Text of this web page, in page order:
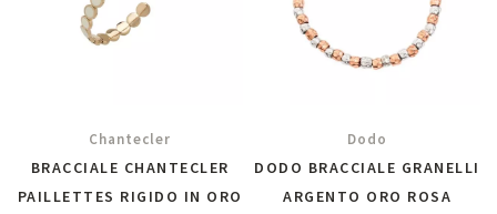
Chantecler
BRACCIALE CHANTECLER
PAILLETTES RIGIDO IN ORO
Dodo
DODO BRACCIALE GRANELLI
ARGENTO ORO ROSA